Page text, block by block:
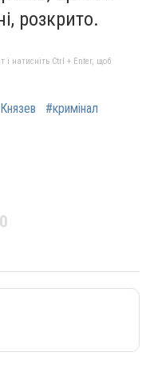
розкрито.
і натисніть Ctrl + Enter, щоб
#кримінал